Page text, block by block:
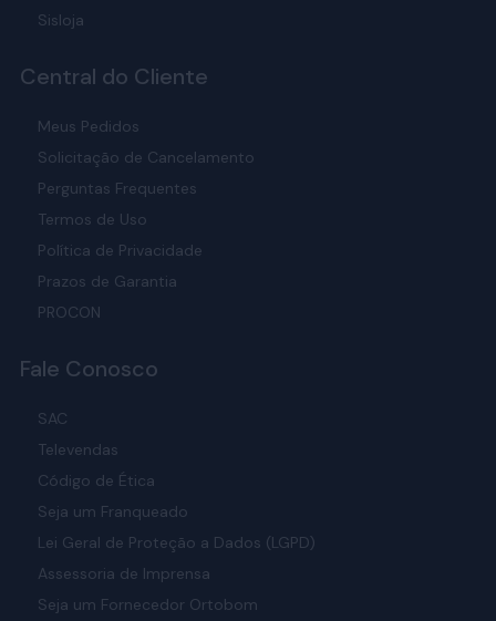
Sisloja
Central do Cliente
Meus Pedidos
Solicitação de Cancelamento
Perguntas Frequentes
Termos de Uso
Política de Privacidade
Prazos de Garantia
PROCON
Fale Conosco
SAC
Televendas
Código de Ética
Seja um Franqueado
Lei Geral de Proteção a Dados (LGPD)
Assessoria de Imprensa
Seja um Fornecedor Ortobom